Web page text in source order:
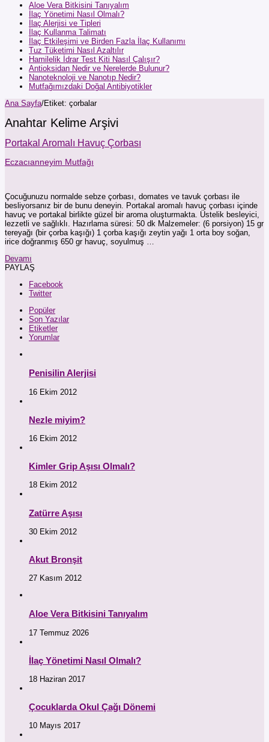
Aloe Vera Bitkisini Tanıyalım
İlaç Yönetimi Nasıl Olmalı?
İlaç Alerjisi ve Tipleri
İlaç Kullanma Talimatı
İlaç Etkileşimi ve Birden Fazla İlaç Kullanımı
Tuz Tüketimi Nasıl Azaltılır
Hamilelik İdrar Test Kiti Nasıl Çalışır?
Antioksidan Nedir ve Nerelerde Bulunur?
Nanoteknoloji ve Nanotıp Nedir?
Mutfağımızdaki Doğal Antibiyotikler
Ana Sayfa/Etiket: çorbalar
Anahtar Kelime Arşivi
Portakal Aromalı Havuç Çorbası
Eczacıanneyim Mutfağı
Çocuğunuzu normalde sebze çorbası, domates ve tavuk çorbası ile
besliyorsanız bir de bunu deneyin. Portakal aromalı havuç çorbası içinde
havuç ve portakal birlikte güzel bir aroma oluşturmakta. Üstelik besleyici,
lezzetli ve sağlıklı. Hazırlama süresi: 50 dk Malzemeler: (6 porsiyon) 15 gr
tereyağı (bir çorba kaşığı) 1 çorba kaşığı zeytin yağı 1 orta boy soğan,
irice doğranmış 650 gr havuç, soyulmuş …
Devamı
PAYLAŞ
Facebook
Twitter
Popüler
Son Yazılar
Etiketler
Yorumlar
Penisilin Alerjisi
16 Ekim 2012
Nezle miyim?
16 Ekim 2012
Kimler Grip Aşısı Olmalı?
18 Ekim 2012
Zatürre Aşısı
30 Ekim 2012
Akut Bronşit
27 Kasım 2012
Aloe Vera Bitkisini Tanıyalım
17 Temmuz 2026
İlaç Yönetimi Nasıl Olmalı?
18 Haziran 2017
Çocuklarda Okul Çağı Dönemi
10 Mayıs 2017